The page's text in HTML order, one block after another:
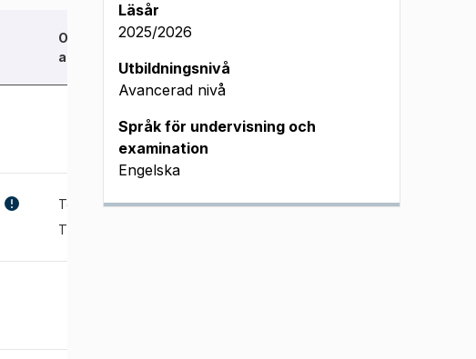
Omtentamen (okt 2025 -
aug 2026)
To 08/01-2026 fm J INSP
Ti 25/08-2026 em L INSP
Läsår
2025/2026
Utbildningsnivå
Avancerad nivå
Språk för undervisning och
examination
Engelska